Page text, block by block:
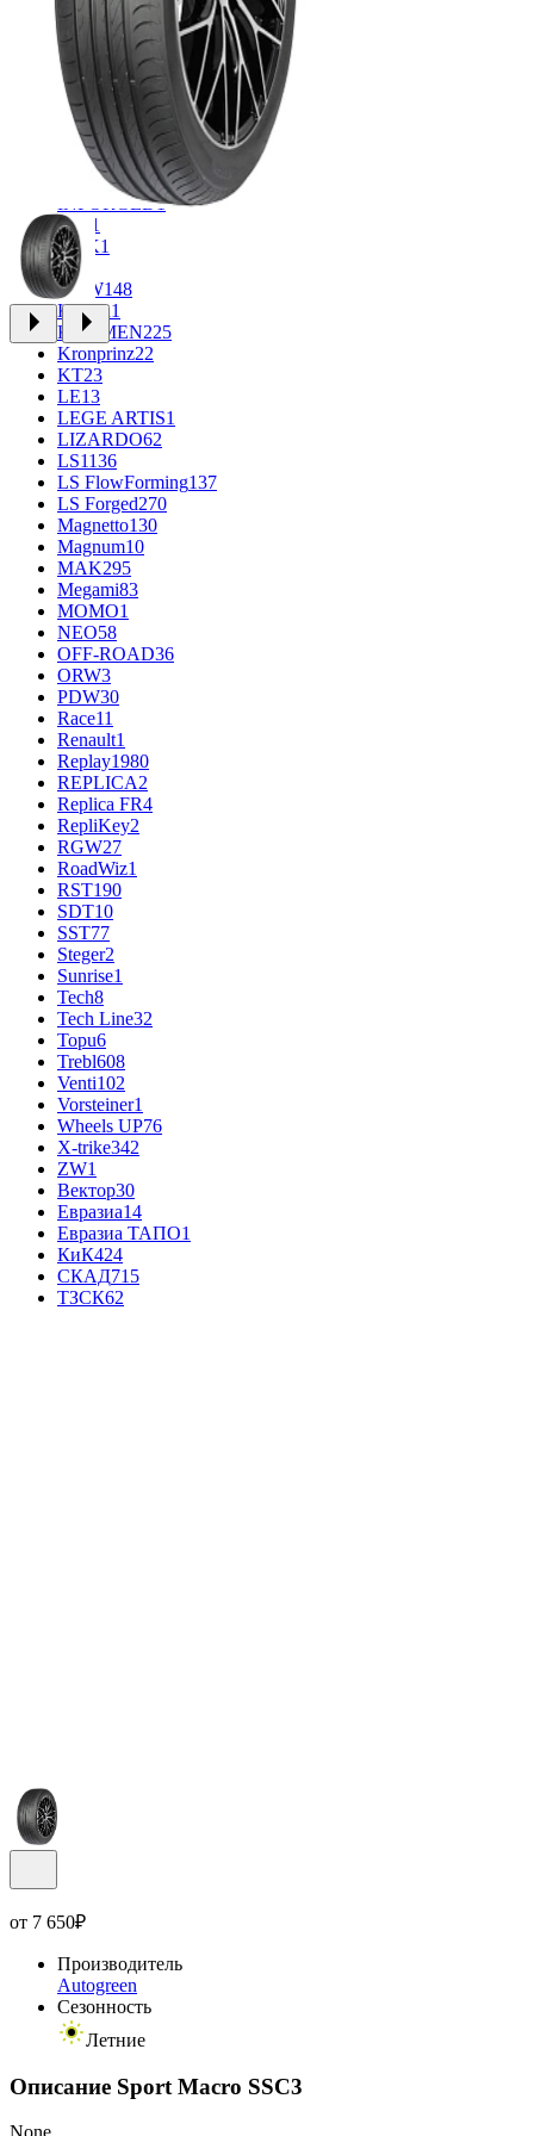
CROSS_STREET 30
Eurodisk1
FF 34
FR REPLICA
GR 71
Grizzly 3
iFree1011
iFree Original53
1
INFORGED1
IVR
1
K&K1
K72
KDW148
Keskin1
KHOMEN225
Kronprinz22
KT23
LE13
LEGE ARTIS1
LIZARDO62
LS1136
LS FlowForming137
LS Forged270
Magnetto130
Magnum10
MAK295
Megami83
MOMO1
NEO58
OFF-ROAD36
ORW3
PDW30
Race11
Renault1
Replay1980
REPLICA2
Replica FR4
RepliKey2
RGW27
RoadWiz1
RST190
SDT10
SST77
Steger2
Sunrise1
Tech8
Tech Line32
Topu6
Trebl608
Venti102
Vorsteiner1
Wheels UP76
X-trike342
ZW1
Вектор30
Евразиа14
Евразиа ТАПО1
КиК424
СКАД715
ТЗСК62
от 7 650₽
Производитель
Autogreen
Сезонность
Летние
Описание Sport Macro SSC3